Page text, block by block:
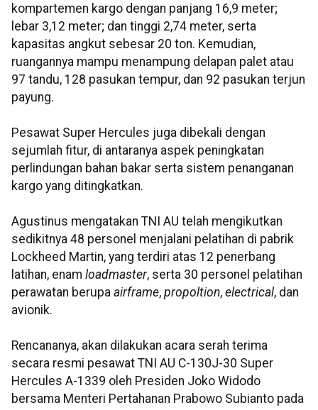
kompartemen kargo dengan panjang 16,9 meter;
lebar 3,12 meter; dan tinggi 2,74 meter, serta
kapasitas angkut sebesar 20 ton. Kemudian,
ruangannya mampu menampung delapan palet atau
97 tandu, 128 pasukan tempur, dan 92 pasukan terjun
payung.
Pesawat Super Hercules juga dibekali dengan
sejumlah fitur, di antaranya aspek peningkatan
perlindungan bahan bakar serta sistem penanganan
kargo yang ditingkatkan.
Agustinus mengatakan TNI AU telah mengikutkan
sedikitnya 48 personel menjalani pelatihan di pabrik
Lockheed Martin, yang terdiri atas 12 penerbang
latihan, enam loadmaster, serta 30 personel pelatihan
perawatan berupa airframe, propoltion, electrical, dan
avionik.
Rencananya, akan dilakukan acara serah terima
secara resmi pesawat TNI AU C-130J-30 Super
Hercules A-1339 oleh Presiden Joko Widodo
bersama Menteri Pertahanan Prabowo Subianto pada